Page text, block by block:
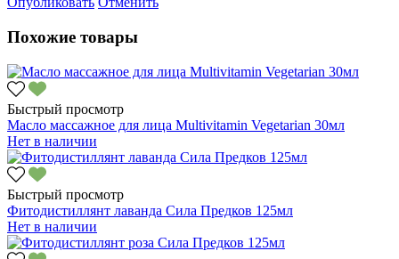
Похожие товары
Быстрый просмотр
Масло массажное для лица Multivitamin Vegetarian 30мл
Нет в наличии
Быстрый просмотр
Фитодистиллянт лаванда Сила Предков 125мл
Нет в наличии